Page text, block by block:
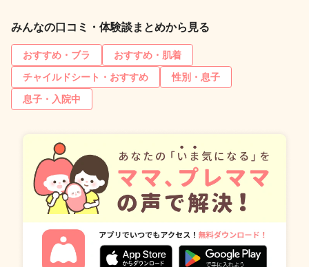
みんなの口コミ・体験談まとめから見る
おすすめ・ブラ
おすすめ・肌着
チャイルドシート・おすすめ
性別・息子
息子・入院中